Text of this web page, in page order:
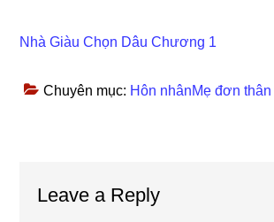
Nhà Giàu Chọn Dâu Chương 1
Chuyên mục: Hôn nhânMẹ đơn thân
Interactions
Leave a Reply